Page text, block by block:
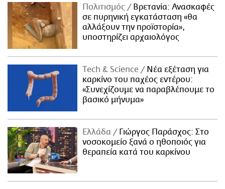
Πολιτισμός
Βρετανία: Ανασκαφές
σε πυρηνική εγκατάσταση «θα
αλλάξουν την προϊστορία»,
υποστηρίζει αρχαιολόγος
Τech & Science
Νέα εξέταση για
καρκίνο του παχέος εντέρου:
«Συνεχίζουμε να παραβλέπουμε το
βασικό μήνυμα»
Ελλάδα
Γιώργος Παράσχος: Στο
νοσοκομείο ξανά ο ηθοποιός για
θεραπεία κατά του καρκίνου